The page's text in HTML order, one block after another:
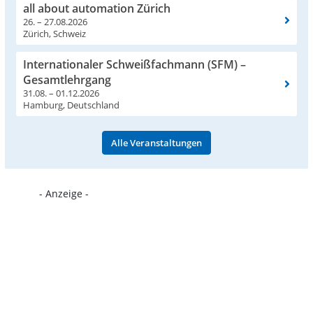
all about automation Zürich
26. – 27.08.2026
Zürich, Schweiz
Internationaler Schweißfachmann (SFM) –
Gesamtlehrgang
31.08. – 01.12.2026
Hamburg, Deutschland
Alle Veranstaltungen
- Anzeige -